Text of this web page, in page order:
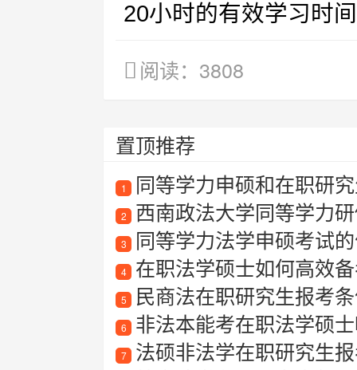
20小时的有效学习时
阅读：3808
置顶推荐
1 同等学力申硕和在职研
2 西南政法大学同等学力
3 同等学力法学申硕考试
4 在职法学硕士如何高效
5 民商法在职研究生报考
6 非法本能考在职法学硕
7 法硕非法学在职研究生